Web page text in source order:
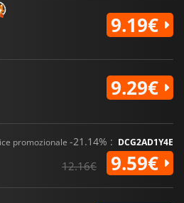
9.19€
9.29€
promozionale -21.14% : DCG2AD1Y4E
12.16€ 9.59€